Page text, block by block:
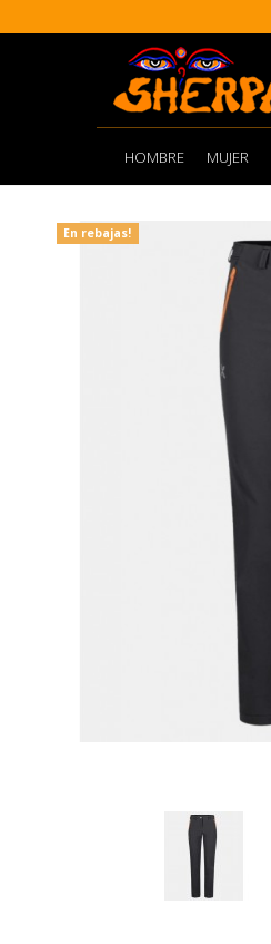
HOMBRE MUJER
En rebajas!